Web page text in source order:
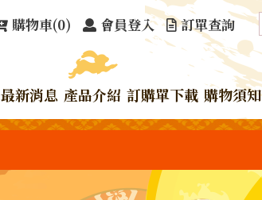
購物車(0) 會員登入 訂單查詢
最新消息 產品介紹 訂購單下載 購物須知